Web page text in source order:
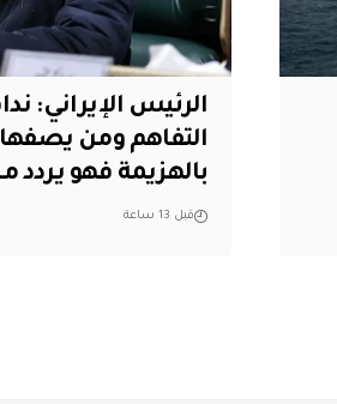
الرئيس الإيراني:
التفاهم ومن يصفها
بالهزيمة فهو يردد
قبل 13 ساعة